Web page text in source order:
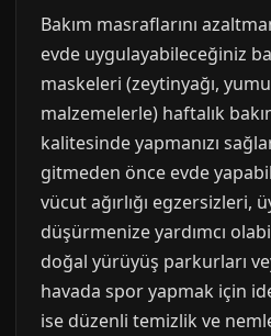
Bakım masraflarını
evde uygulayabileceğiniz
maskeleri (zeytinyağı,
malzemelerle) haftalık
kalitesinde yapmanızı
gitmeden önce evde
vücut ağırlığı egzersizleri,
düşürmenize yardımcı
doğal yürüyüş parkurları
havada spor yapmak için
ise düzenli temizlik ve